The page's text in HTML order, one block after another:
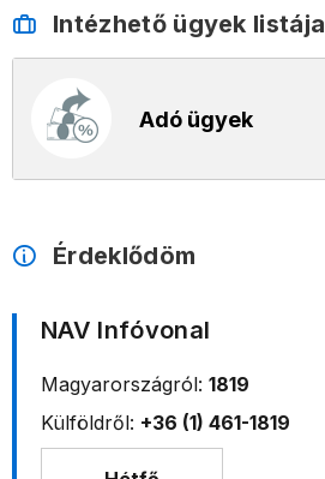
Intézhető ügyek listája
Adó ügyek
Érdeklődöm
NAV Infóvonal
Magyarországról: 1819
Külföldről: +36 (1) 461-1819